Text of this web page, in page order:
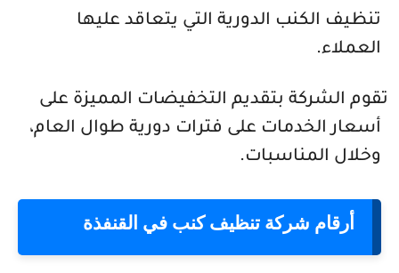
تنظيف الكنب الدورية التي يتعاقد عليها
العملاء.
تقوم الشركة بتقديم التخفيضات المميزة على
أسعار الخدمات على فترات دورية طوال العام،
وخلال المناسبات.
أرقام شركة تنظيف كنب في القنفذة